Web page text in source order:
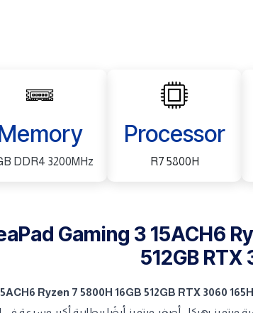
Processor
R7 5800H
DDR4 3200MHz
Gaming 3 15ACH6
512GB RTX
Ryzen 7 5800H 16GB 512GB RTX 3060